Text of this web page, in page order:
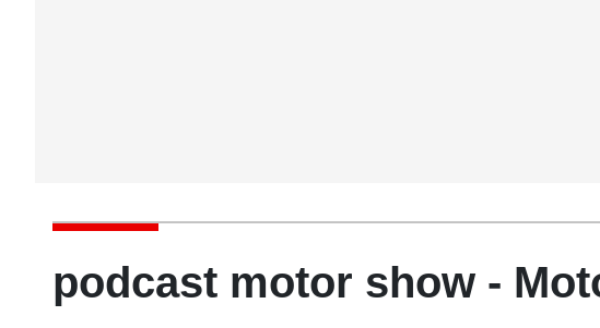
podcast motor show -